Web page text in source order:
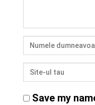
Save my